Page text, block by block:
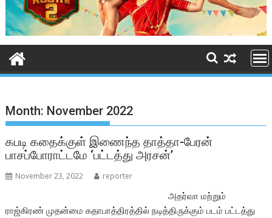
Month: November 2022
கபடி கதைக்குள் இணைந்த தாத்தா-பேரன்
பாசப்போராட்டமே ‘பட்டத்து அரசன்’
November 23, 2022 reporter
அதர்வா மற்றும்
ராஜ்கிரண் முதன்மை கதாபாத்திரத்தில் நடித்திருக்கும் படம் பட்டத்து